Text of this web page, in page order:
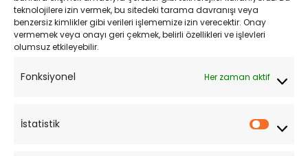
teknolojilere izin vermek, bu sitedeki tarama davranışı veya
benzersiz kimlikler gibi verileri işlememize izin verecektir. Onay
vermemek veya onayı geri çekmek, belirli özellikleri ve işlevleri
olumsuz etkileyebilir.
Fonksiyonel Her zaman aktif
İstatistik
YARDIM
Müşteri Hizmetleri
Sipariş Takibi